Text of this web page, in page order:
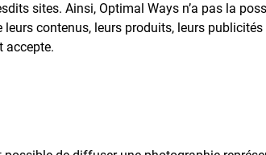
sites. Ainsi, Optimal Ways n’a pas la
contenus, leurs produits, leurs
accepte.